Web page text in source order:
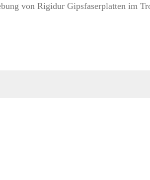
von Rigidur Gipsfaserplatten im